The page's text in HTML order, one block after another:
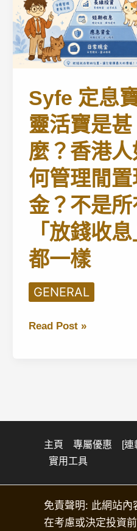
Syfe 定息
靈活寶是甚
麼？香港人
何管理閒置
金？不是所
「放錢收息
都一樣
GENERAL
Syfe
Read Post »
主頁 專屬優惠 [連
實用工具
免責聲明: 此網站內
在考慮或決定投資